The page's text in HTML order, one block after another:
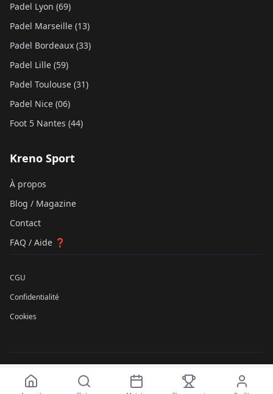
À partir de
Réserver
Padel Lyon (69)
Padel Marseille (13)
Padel Bordeaux (33)
Padel Lille (59)
Padel Toulouse (31)
Padel Nice (06)
Foot 5 Nantes (44)
Kreno Sport
À propos
Blog / Magazine
Contact
FAQ / Aide ❓
CGU
Confidentialité
Cookies
2026Kreno Sport SAS. Tous droits réservés.